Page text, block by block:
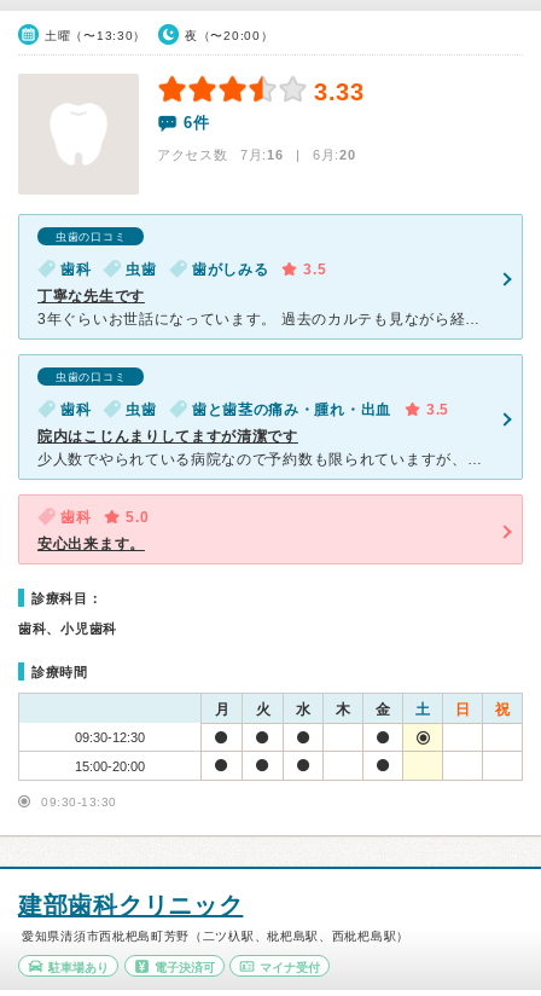
土曜（〜13:30） 夜（〜20:00）
3.33
6件
アクセス数 7月:16 | 6月:20
虫歯の口コミ
歯科 虫歯 歯がしみる
3.5
丁寧な先生です
3年ぐらいお世話になっています。 過去のカルテも見ながら経過を気にしてくださったり、カウンセリングも丁寧だなと感じます。 ただちょっと先生のお話の仕方なのか、聞き取りにくい時があるので、都度聞き直
虫歯の口コミ
歯科 虫歯 歯と歯茎の痛み・腫れ・出血
3.5
院内はこじんまりしてますが清潔です
少人数でやられている病院なので予約数も限られていますが、その分院内が混雑するということはほとんどないので今の時代安心して通院できます。また換気や空気清浄機でしっかりと感染対策されていました。院内はこぢ
歯科
5.0
安心出来ます。
診療科目：
歯科、小児歯科
診療時間
月 火 水 木 金 土 日 祝
09:30-12:30
15:00-20:00
09:30-13:30
建部歯科クリニック
愛知県清須市西枇杷島町芳野（二ツ杁駅、枇杷島駅、西枇杷島駅）
駐車場あり 電子決済可 マイナ受付